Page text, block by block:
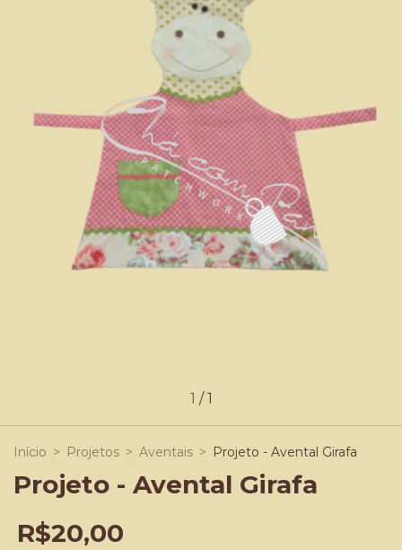
1 /1
Início > Projetos > Aventais > Projeto - Avental Girafa
Projeto - Avental Girafa
R$20,00